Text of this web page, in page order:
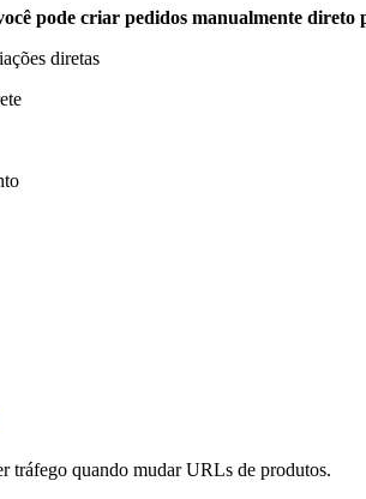
pode criar pedidos manualmente direto
diretas
tráfego quando mudar URLs de produtos.